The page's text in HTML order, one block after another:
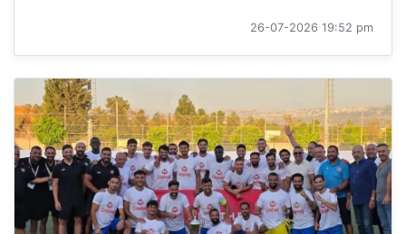
26-07-2026 19:52 pm